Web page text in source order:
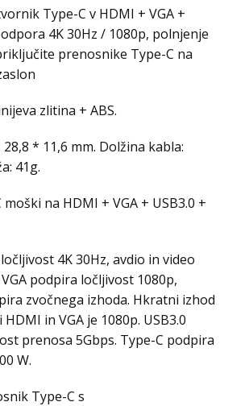
Type-C v HDMI + VGA +
4K 30Hz / 1080p, polnjenje
prenosnike Type-C na
zlitina + ABS.
* 11,6 mm. Dolžina kabla:
41g.
na HDMI + VGA + USB3.0 +
4K 30Hz, avdio in video
podpira ločljivost 1080p,
zvočnega izhoda. Hkratni izhod
in VGA je 1080p. USB3.0
prenosa 5Gbps. Type-C podpira
W.
Type-C s